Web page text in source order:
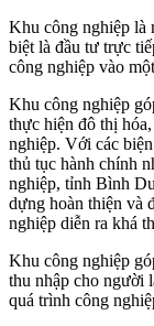
Khu công nghiệp là
biệt là đầu tư trực
công nghiệp vào
Khu công nghiệp
thực hiện đô thị
nghiệp. Với các
thủ tục hành chính
nghiệp, tỉnh Bình
dựng hoàn thiện và
nghiệp diễn ra khá
Khu công nghiệp
thu nhập cho người
quá trình công